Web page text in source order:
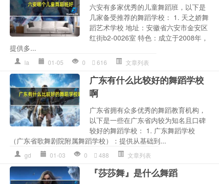
六安有多家优秀的儿童舞蹈班，以下是
几家备受推荐的舞蹈学校： 1. 天之娇舞
蹈艺术学校 地址：安徽省六安市金安区
红街b2-0026室 特色：成立于2008年，
提供多...
la 01-05 0 616 文章列表
广东有什么比较好的舞蹈学校
啊
广东省拥有众多优秀的舞蹈教育机构，
以下是一些在广东省内较为知名且口碑
较好的舞蹈学校： 1. 广东舞蹈学校
（广东省歌舞剧院附属舞蹈学校）：提供从基础到...
gd 01-03 0 488 文章列表
『莎莎舞』是什么舞蹈